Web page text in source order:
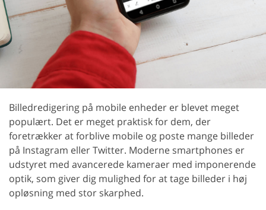
Billedredigering på mobile enheder er blevet meget
populært. Det er meget praktisk for dem, der
foretrækker at forblive mobile og poste mange billeder
på Instagram eller Twitter. Moderne smartphones er
udstyret med avancerede kameraer med imponerende
optik, som giver dig mulighed for at tage billeder i høj
opløsning med stor skarphed.